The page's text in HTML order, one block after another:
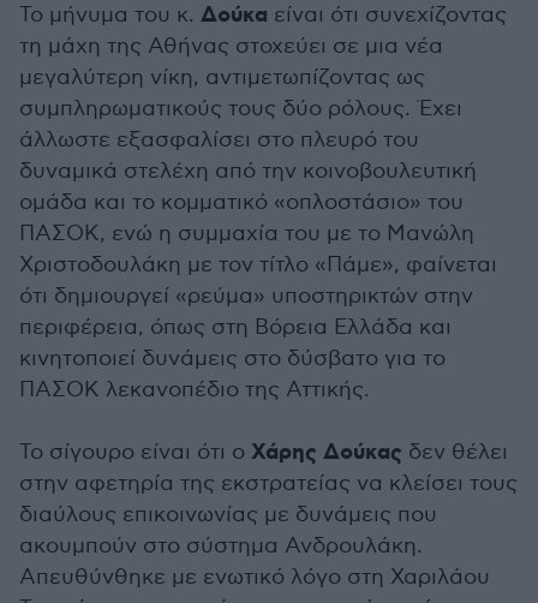
Το μήνυμα του κ. Δούκα είναι ότι συνεχίζοντας
τη μάχη της Αθήνας στοχεύει σε μια νέα
μεγαλύτερη νίκη, αντιμετωπίζοντας ως
συμπληρωματικούς τους δύο ρόλους. Έχει
άλλωστε εξασφαλίσει στο πλευρό του
δυναμικά στελέχη από την κοινοβουλευτική
ομάδα και το κομματικό «οπλοστάσιο» του
ΠΑΣΟΚ, ενώ η συμμαχία του με το Μανώλη
Χριστοδουλάκη με τον τίτλο «Πάμε», φαίνεται
ότι δημιουργεί «ρεύμα» υποστηρικτών στην
περιφέρεια, όπως στη Βόρεια Ελλάδα και
κινητοποιεί δυνάμεις στο δύσβατο για το
ΠΑΣΟΚ λεκανοπέδιο της Αττικής.
Το σίγουρο είναι ότι ο Χάρης Δούκας δεν θέλει
στην αφετηρία της εκστρατείας να κλείσει τους
διαύλους επικοινωνίας με δυνάμεις που
ακουμπούν στο σύστημα Ανδρουλάκη.
Απευθύνθηκε με ενωτικό λόγο στη Χαριλάου